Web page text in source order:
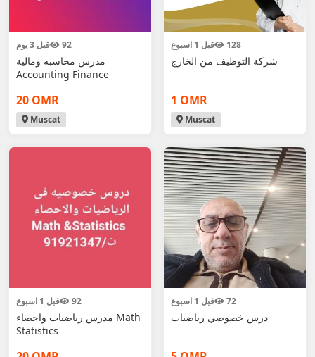
قبل 3 يوم 92
مدرس محاسبه ومالية
Accounting Finance
20 OMR
Muscat
قبل 1 اسبوع 128
شركة التوظيف من الخارج
1 OMR
Muscat
قبل 1 اسبوع 92
مدرس رياضيات واحصاء Math
Statistics
قبل 1 اسبوع 72
درس خصوصي رياضيات